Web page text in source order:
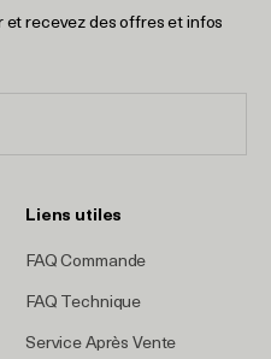
recevez des offres et infos
Liens utiles
FAQ Commande
FAQ Technique
Service Après Vente